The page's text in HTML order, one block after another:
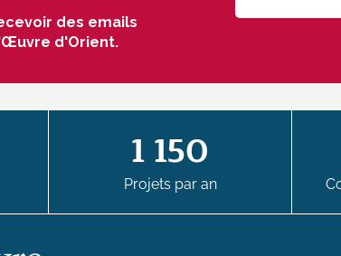
des emails
d'Orient.
1 150
Projets par an